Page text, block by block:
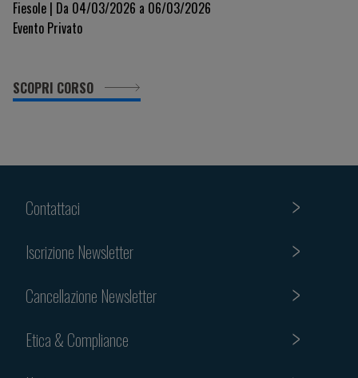
Innovazione e Governance per un Sistema
Sostenibile
Fiesole | Da 04/03/2026 a 06/03/2026
Evento Privato
SCOPRI CORSO
Contattaci
Iscrizione Newsletter
Cancellazione Newsletter
Etica & Compliance